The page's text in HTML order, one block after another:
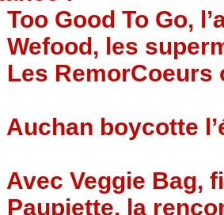
Too Good To Go,
Wefood, les
Les RemorCoeurs
Auchan boycotte
Avec Veggie Bag,
Paupiette, la